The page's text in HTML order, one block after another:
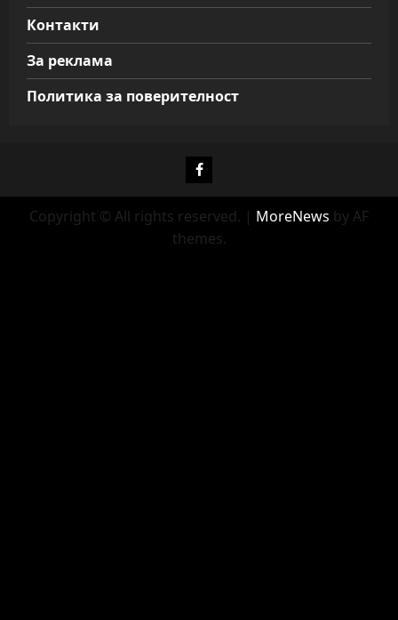
Контакти
За реклама
Политика за поверителност
Фейсбук
Copyright © All rights reserved. | MoreNews by AF
themes.